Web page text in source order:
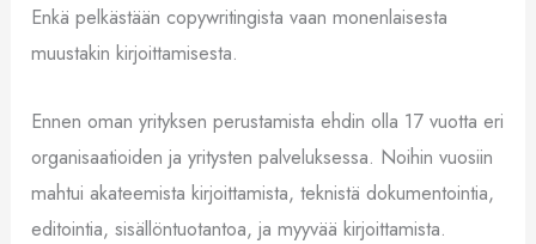
Enkä pelkästään copywritingista vaan monenlaisesta
muustakin kirjoittamisesta.
Ennen oman yrityksen perustamista ehdin olla 17 vuotta eri
organisaatioiden ja yritysten palveluksessa. Noihin vuosiin
mahtui akateemista kirjoittamista, teknistä dokumentointia,
editointia, sisällöntuotantoa, ja myyvää kirjoittamista.